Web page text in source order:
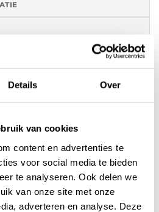
Details Over
van cookies
content en advertenties te
voor social media te bieden
te analyseren. Ook delen we
van onze site met onze
adverteren en analyse. Deze
flights is een flight- en
flights zijn gemaakt
en een
dit innovatieve materiaal,
aanzienlijk
met een verbeterde
flights, bekend